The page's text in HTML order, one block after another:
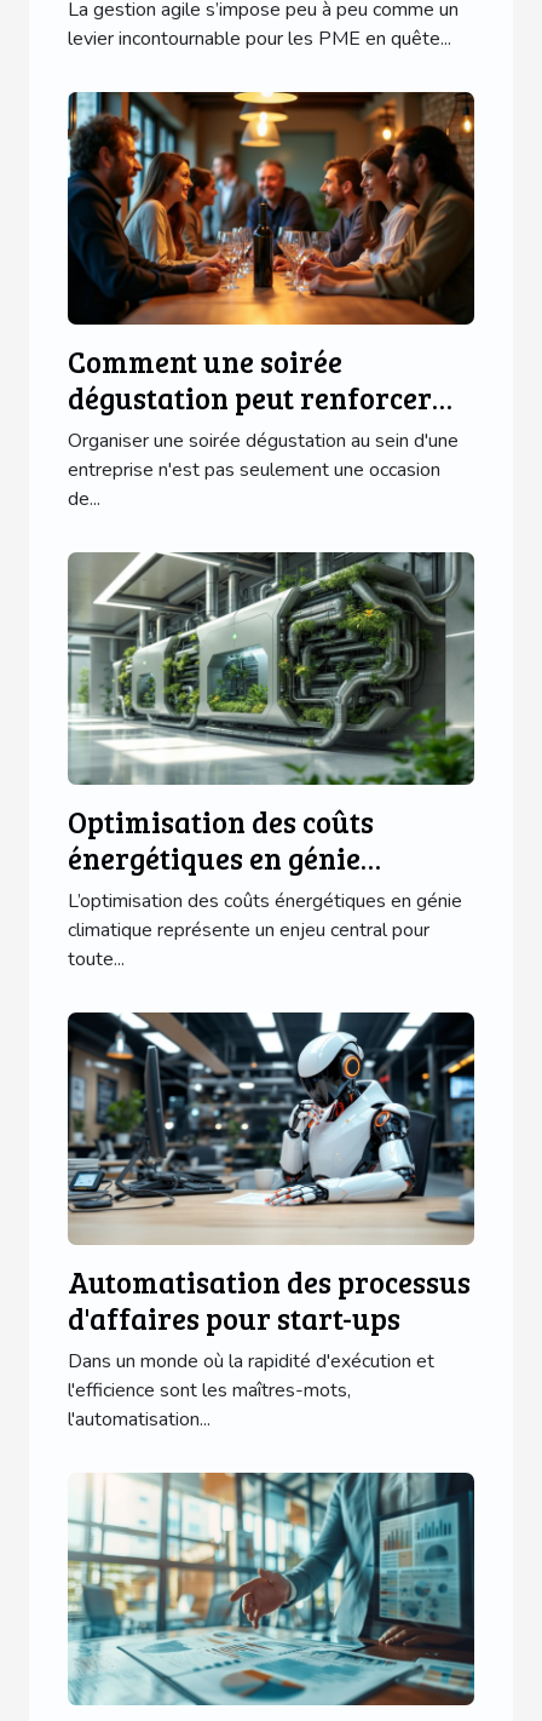
La gestion agile s’impose peu à peu comme un
levier incontournable pour les PME en quête...
Comment une soirée
dégustation peut renforcer
les liens professionnels ?
Organiser une soirée dégustation au sein d'une
entreprise n'est pas seulement une occasion
de...
Optimisation des coûts
énergétiques en génie
climatique
L’optimisation des coûts énergétiques en génie
climatique représente un enjeu central pour
toute...
Automatisation des processus
d'affaires pour start-ups
Dans un monde où la rapidité d'exécution et
l'efficience sont les maîtres-mots,
l'automatisation...